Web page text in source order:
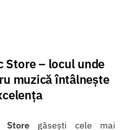
Store – locul unde
muzică întâlnește
Storegăsești cele mai